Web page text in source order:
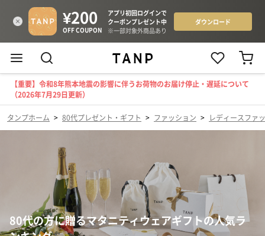
【重要】令和8年熊本地震の影響に伴うお荷物のお届け停止・遅延について
（2026年7月29日更新）
タンプホーム > 80代プレゼント・ギフト > ファッション > レディースファ
80代の方に贈るマタニティウェアギフトの人気ラ